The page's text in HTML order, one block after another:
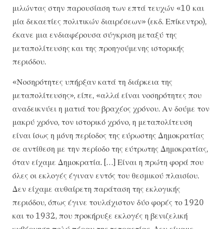
μιλώντας στην παρουσίαση των επτά τευχών «10 και
μία δεκαετίες πολιτικών διαιρέσεων» (εκδ. Επίκεντρο),
έκανε μια ενδιαφέρουσα σύγκριση μεταξύ της
μεταπολίτευσης και της προηγούμενης ιστορικής
περιόδου.
«Νοσηρότητες υπήρξαν κατά τη διάρκεια της
μεταπολίτευσης», είπε, «αλλά είναι νοσηρότητες που
αναδεικνύει η ματιά του βραχέος χρόνου. Αν δούμε τον
μακρύ χρόνο, τον ιστορικό χρόνο, η μεταπολίτευση
είναι ίσως η μόνη περίοδος της εύρωστης Δημοκρατίας
σε αντίθεση με την περίοδο της εύτρωτης Δημοκρατίας,
όταν είχαμε Δημοκρατία. […] Είναι η πρώτη φορά που
όλες οι εκλογές έγιναν εντός του θεσμικού πλαισίου.
Δεν είχαμε αυθαίρετη παράταση της εκλογικής
περιόδου, όπως έγινε τουλάχιστον δύο φορές το 1920
και το 1932, που προκήρυξε εκλογές η βενιζελική